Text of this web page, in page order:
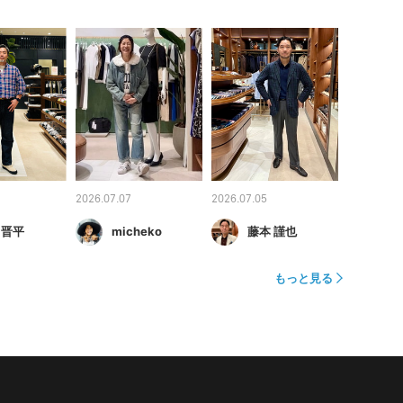
平
2026.07.07
micheko
2026.07.05
藤本 謹也
もっと見る